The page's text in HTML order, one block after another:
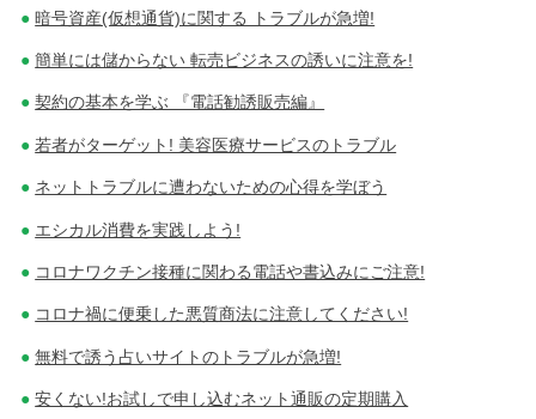
暗号資産(仮想通貨)に関する トラブルが急増!
簡単には儲からない 転売ビジネスの誘いに注意を!
契約の基本を学ぶ 『電話勧誘販売編』
若者がターゲット! 美容医療サービスのトラブル
ネットトラブルに遭わないための心得を学ぼう
エシカル消費を実践しよう!
コロナワクチン接種に関わる電話や書込みにご注意!
コロナ禍に便乗した悪質商法に注意してください!
無料で誘う占いサイトのトラブルが急増!
安くない!お試しで申し込むネット通販の定期購入